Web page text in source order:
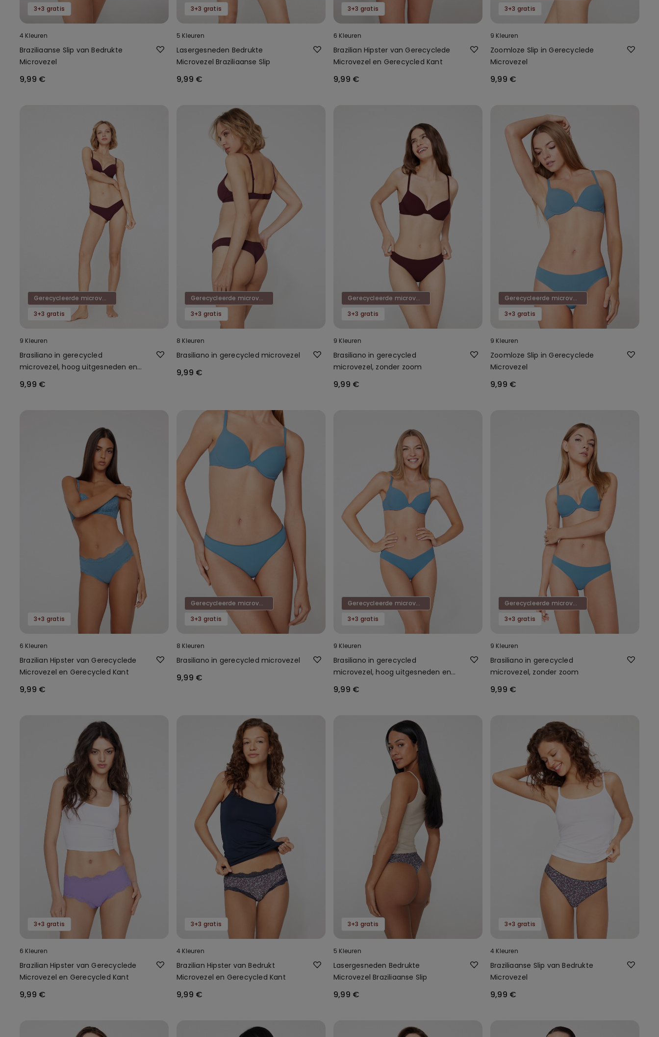
3+3 gratis
4 Kleuren
Braziliaanse Slip van Bedrukte
Microvezel
9,99 €
3+3 gratis
5 Kleuren
Lasergesneden Bedrukte
Microvezel Braziliaanse Slip
9,99 €
3+3 gratis
6 Kleuren
Brazilian Hipster van Gerecyclede
Microvezel en Gerecycled Kant
9,99 €
3+3 gratis
9 Kleuren
Zoomloze Slip in Gerecyclede
Microvezel
9,99 €
Gerecycleerde microvezel
3+3 gratis
9 Kleuren
Brasiliano in gerecycled
microvezel, hoog uitgesneden en
zonder zoom
9,99 €
Gerecycleerde microvezel
3+3 gratis
8 Kleuren
Brasiliano in gerecycled microvezel
9,99 €
Gerecycleerde microvezel
3+3 gratis
9 Kleuren
Brasiliano in gerecycled
microvezel, zonder zoom
9,99 €
Gerecycleerde microvezel
3+3 gratis
9 Kleuren
Zoomloze Slip in Gerecyclede
Microvezel
9,99 €
3+3 gratis
6 Kleuren
Brazilian Hipster van Gerecyclede
Microvezel en Gerecycled Kant
9,99 €
Gerecycleerde microvezel
3+3 gratis
8 Kleuren
Brasiliano in gerecycled microvezel
9,99 €
Gerecycleerde microvezel
3+3 gratis
9 Kleuren
Brasiliano in gerecycled
microvezel, hoog uitgesneden en
zonder zoom
9,99 €
Gerecycleerde microvezel
3+3 gratis
9 Kleuren
Brasiliano in gerecycled
microvezel, zonder zoom
9,99 €
3+3 gratis
6 Kleuren
Brazilian Hipster van Gerecyclede
Microvezel en Gerecycled Kant
9,99 €
3+3 gratis
4 Kleuren
Brazilian Hipster van Bedrukt
Microvezel en Gerecycled Kant
9,99 €
3+3 gratis
5 Kleuren
Lasergesneden Bedrukte
Microvezel Braziliaanse Slip
9,99 €
3+3 gratis
4 Kleuren
Braziliaanse Slip van Bedrukte
Microvezel
9,99 €